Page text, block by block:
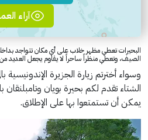
آراء
البحيرات تعطي مظهر خلاب على أي مكان تتواجد
الصيف، وتعطي منظراً ساحراً لا يقاوم يجعل العديد
وسواء أخترتم زيارة الجزيرة
الشتاء تقدم لكم بحيرة بويان وتامبلنقان
يمكن أن تستمتعوا بها على الإطلاق.